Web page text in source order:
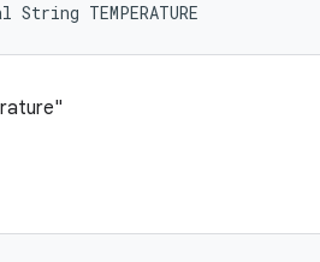
TEMPERATURE